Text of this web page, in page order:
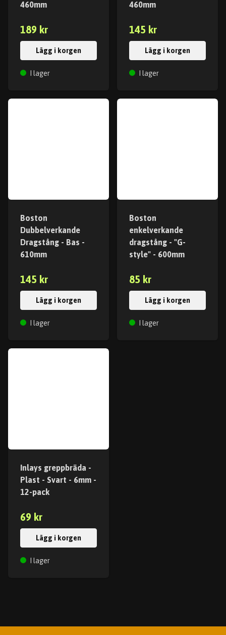
460mm
189 kr
Lägg i korgen
I lager
460mm
145 kr
Lägg i korgen
I lager
Boston
Dubbelverkande
Dragstång - Bas -
610mm
145 kr
Lägg i korgen
I lager
Boston
enkelverkande
dragstång - "G-
style" - 600mm
85 kr
Lägg i korgen
I lager
Inlays greppbräda -
Plast - Svart - 6mm -
12-pack
69 kr
Lägg i korgen
I lager